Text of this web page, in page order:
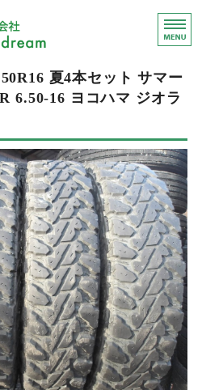
夏4本セット サマー
6.50-16 ヨコハマ ジオラ